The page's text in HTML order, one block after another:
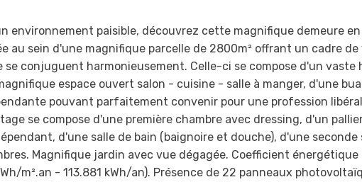
environnement paisible, découvrez cette magnifique demeure
au sein d'une magnifique parcelle de 2800m² offrant un cadre de
conjuguent harmonieusement. Celle-ci se compose d'un vaste
espace ouvert salon - cuisine - salle à manger, d'une
pouvant parfaitement convenir pour une profession
se compose d'une première chambre avec dressing, d'un
d'une salle de bain (baignoire et douche), d'une seconde
Magnifique jardin avec vue dégagée. Coefficient énergétique
m².an - 113.881 kWh/an). Présence de 22 panneaux